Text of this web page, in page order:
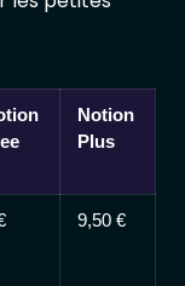
Notion
Plus
9,50 €